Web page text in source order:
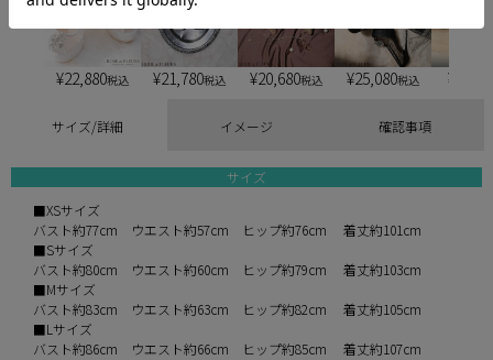
¥22,880税込 ¥21,780税込 ¥20,680税込 ¥25,080税込 ¥
サイズ/詳細 イメージ 確認事項
サイズ
■XSサイズ
バスト約77cm ウエスト約57cm ヒップ約76cm 着丈約101cm
■Sサイズ
バスト約80cm ウエスト約60cm ヒップ約79cm 着丈約103cm
■Mサイズ
バスト約83cm ウエスト約63cm ヒップ約82cm 着丈約105cm
■Lサイズ
バスト約86cm ウエスト約66cm ヒップ約85cm 着丈約107cm